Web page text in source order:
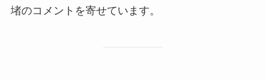
堵のコメントを寄せています。